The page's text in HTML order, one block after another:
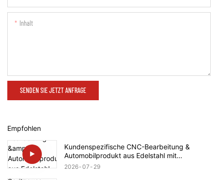
Inhalt
SENDEN SIE JETZT ANFRAGE
Empfohlen
Kundenspezifische CNC-Bearbeitung &
Automobilprodukt aus Edelstahl mit
Gewindespindel für Rolls-Royce
2026 07 29